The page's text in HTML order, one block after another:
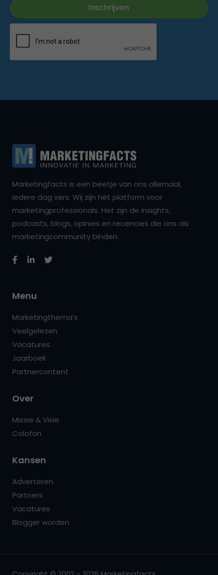
Marketingfacts is een beetje van ons allemaal,
iedere dag vers. Wij zijn hét platform voor
marketingprofessionals. Het zijn de insights,
podcasts, blogs, opinies en recencies die ons als
marketingcommunity binden.
Menu
Marketingthema’s
Veelgelezen
Vacatures
Jaarboek
Partnercontent
Over
Missie & Visie
Colofon
Kansen
Adverteren
Partners
Vacatures
Blogger worden